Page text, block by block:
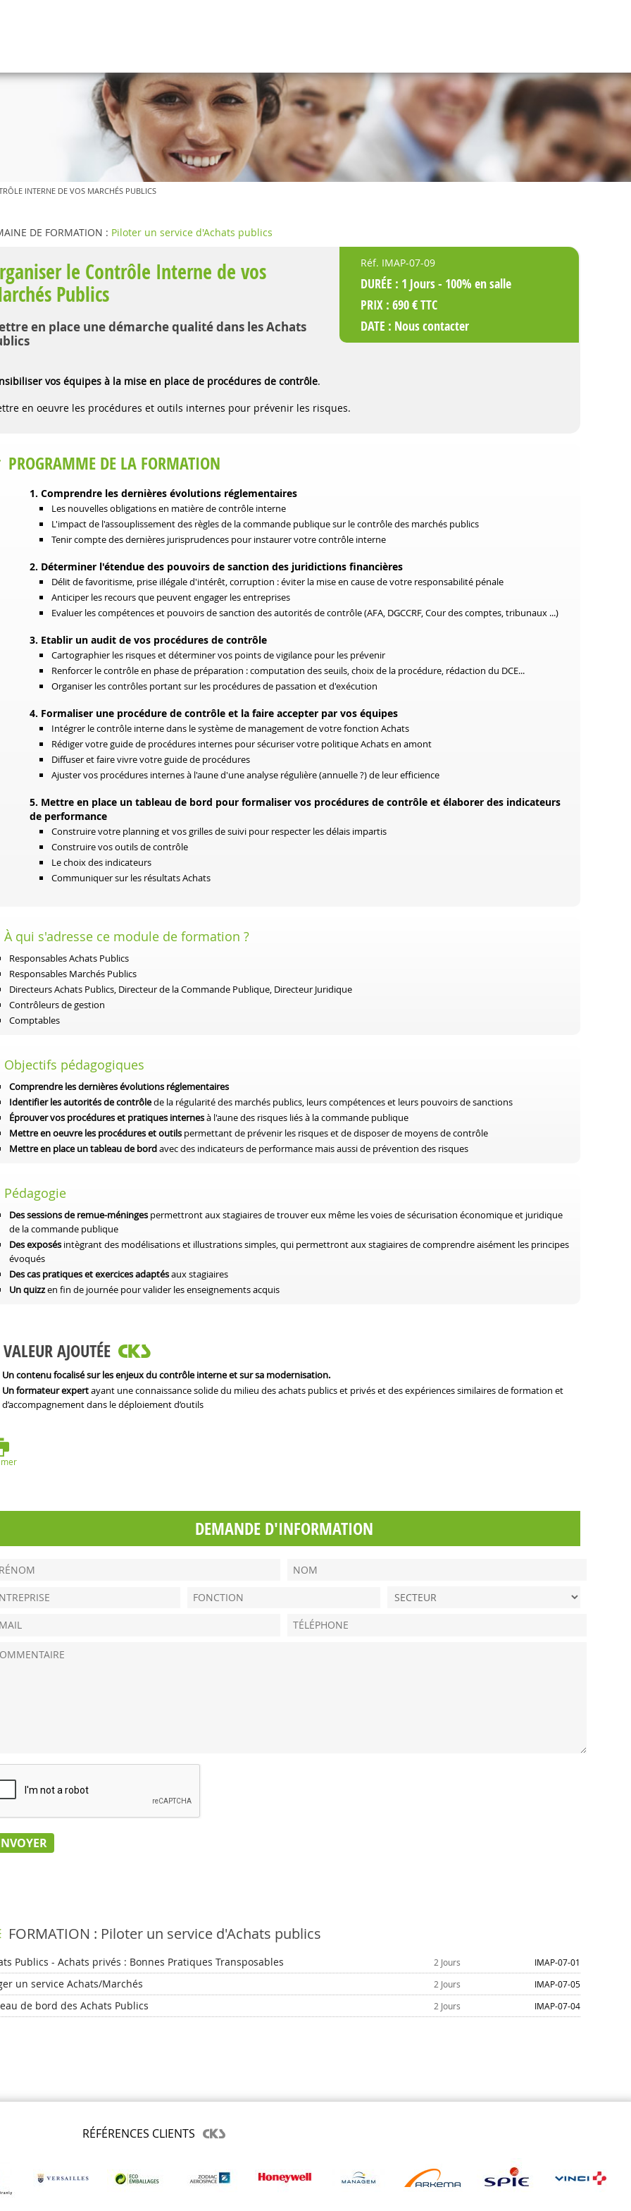
INTERNE DE VOS MARCHÉS PUBLICS
DE FORMATION : Piloter un service d'Achats publics
le Contrôle Interne de vos
Publics
en place une démarche qualité dans les Achats
Réf. IMAP-07-09
DURÉE : 1 Jours - 100% en salle
PRIX : 690 € TTC
DATE : Nous contacter
vos équipes à la mise en place de procédures de contrôle.
en oeuvre les procédures et outils internes pour prévenir les risques.
PROGRAMME DE LA FORMATION
1. Comprendre les dernières évolutions réglementaires
Les nouvelles obligations en matière de contrôle interne
L'impact de l'assouplissement des règles de la commande publique sur le contrôle des marchés publics
Tenir compte des dernières jurisprudences pour instaurer votre contrôle interne
2. Déterminer l'étendue des pouvoirs de sanction des juridictions financières
Délit de favoritisme, prise illégale d'intérêt, corruption : éviter la mise en cause de votre responsabilité pénale
Anticiper les recours que peuvent engager les entreprises
Evaluer les compétences et pouvoirs de sanction des autorités de contrôle (AFA, DGCCRF, Cour des comptes, tribunaux ...)
3. Etablir un audit de vos procédures de contrôle
Cartographier les risques et déterminer vos points de vigilance pour les prévenir
Renforcer le contrôle en phase de préparation : computation des seuils, choix de la procédure, rédaction du DCE...
Organiser les contrôles portant sur les procédures de passation et d'exécution
4. Formaliser une procédure de contrôle et la faire accepter par vos équipes
Intégrer le contrôle interne dans le système de management de votre fonction Achats
Rédiger votre guide de procédures internes pour sécuriser votre politique Achats en amont
Diffuser et faire vivre votre guide de procédures
Ajuster vos procédures internes à l'aune d'une analyse régulière (annuelle ?) de leur efficience
5. Mettre en place un tableau de bord pour formaliser vos procédures de contrôle et élaborer des indicateurs
de performance
Construire votre planning et vos grilles de suivi pour respecter les délais impartis
Construire vos outils de contrôle
Le choix des indicateurs
Communiquer sur les résultats Achats
À qui s'adresse ce module de formation ?
Responsables Achats Publics
Responsables Marchés Publics
Directeurs Achats Publics, Directeur de la Commande Publique, Directeur Juridique
Contrôleurs de gestion
Comptables
Objectifs pédagogiques
Comprendre les dernières évolutions réglementaires
Identifier les autorités de contrôlede la régularité des marchés publics, leurs compétences et leurs pouvoirs de sanctions
Éprouver vos procédures et pratiques internesà l'aune des risques liés à la commande publique
Mettre en oeuvre les procédures et outils permettant de prévenir les risques et de disposer de moyens de contrôle
Mettre en place un tableau de bordavec des indicateurs de performance mais aussi de prévention des risques
Pédagogie
Des sessions de remue-méninges permettront aux stagiaires de trouver eux même les voies de sécurisation économique et juridique
de la commande publique
Des exposés intègrant des modélisations et illustrations simples, qui permettront aux stagiaires de comprendre aisément les principes
évoqués
Des cas pratiques et exercices adaptésaux stagiaires
Un quizzen fin de journée pour valider les enseignements acquis
VALEUR AJOUTÉE
Un contenu focalisé sur les enjeux du contrôle interne et sur sa modernisation.
Un formateur expertayant une connaissance solide du milieu des achats publics et privés et des expériences similaires de formation et
d’accompagnement dans le déploiement d’outils
DEMANDE D'INFORMATION
FORMATION : Piloter un service d'Achats publics
Publics - Achats privés : Bonnes Pratiques Transposables 2 Jours IMAP-07-01
un service Achats/Marchés 2 Jours IMAP-07-05
de bord des Achats Publics 2 Jours IMAP-07-04
RÉFÉRENCES CLIENTS